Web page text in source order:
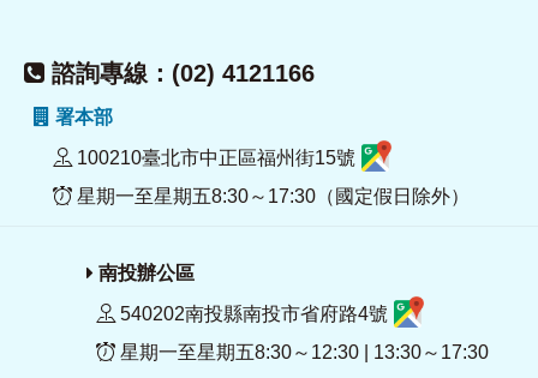
諮詢專線：(02) 4121166
署本部
100210臺北市中正區福州街15號
星期一至星期五8:30～17:30（國定假日除外）
南投辦公區
540202南投縣南投市省府路4號
星期一至星期五8:30～12:30 | 13:30～17:30